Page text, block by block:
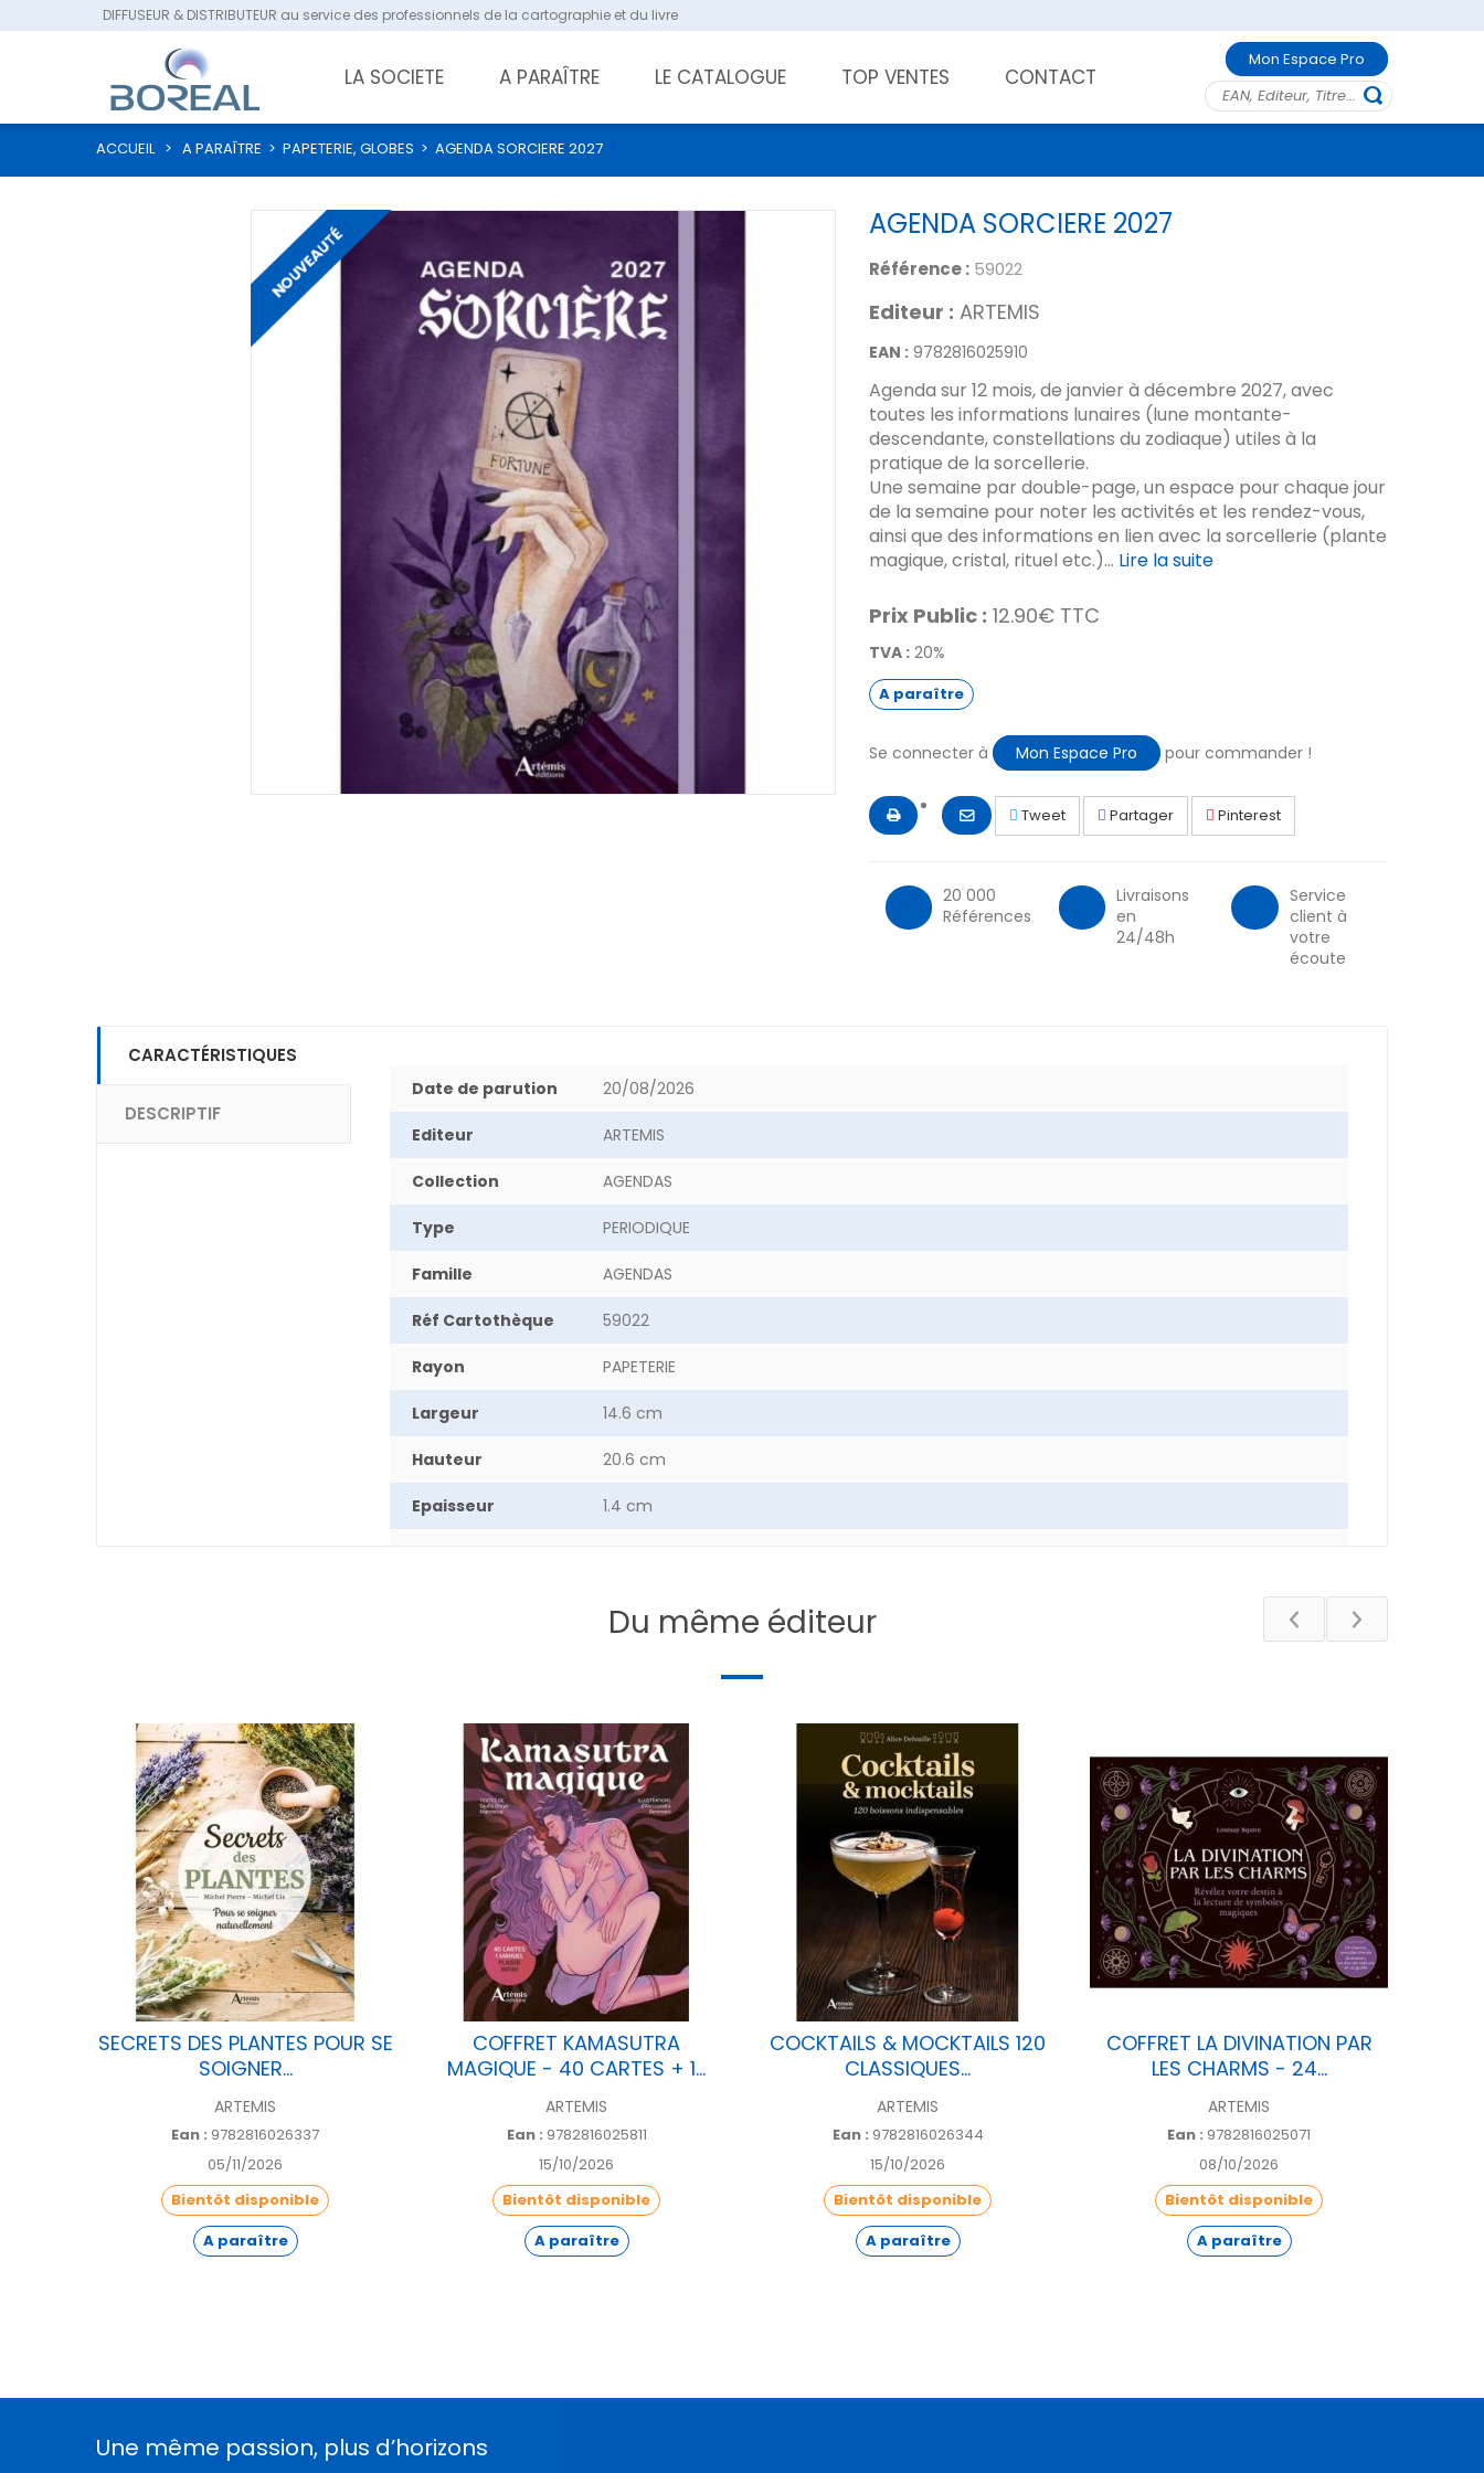
DIFFUSEUR & DISTRIBUTEUR au service des professionnels de la cartographie et du livre
LA SOCIETE A PARAÎTRE LE CATALOGUE TOP VENTES CONTACT
Mon Espace Pro
ACCUEIL > A PARAÎTRE > PAPETERIE, GLOBES > AGENDA SORCIERE 2027
AGENDA SORCIERE 2027
Référence : 59022
Editeur : ARTEMIS
EAN : 9782816025910
Agenda sur 12 mois, de janvier à décembre 2027, avec
toutes les informations lunaires (lune montante-
descendante, constellations du zodiaque) utiles à la
pratique de la sorcellerie.
Une semaine par double-page, un espace pour chaque jour
de la semaine pour noter les activités et les rendez-vous,
ainsi que des informations en lien avec la sorcellerie (plante
magique, cristal, rituel etc.)... Lire la suite
Prix Public : 12.90€ TTC
TVA : 20%
A paraître
Se connecter à Mon Espace Pro pour commander !
Tweet Partager Pinterest
20 000
Références
Livraisons
en
24/48h
Service
client à
votre
écoute
CARACTÉRISTIQUES
DESCRIPTIF
Date de parution 20/08/2026
Editeur ARTEMIS
Collection AGENDAS
Type PERIODIQUE
Famille AGENDAS
Réf Cartothèque 59022
Rayon PAPETERIE
Largeur 14.6 cm
Hauteur 20.6 cm
Epaisseur 1.4 cm
144
Du même éditeur
SECRETS DES PLANTES POUR SE
SOIGNER...
ARTEMIS
Ean : 9782816026337
05/11/2026
Bientôt disponible
A paraître
COFFRET KAMASUTRA
MAGIQUE - 40 CARTES + 1...
ARTEMIS
Ean : 9782816025811
15/10/2026
Bientôt disponible
A paraître
COCKTAILS & MOCKTAILS 120
CLASSIQUES...
ARTEMIS
Ean : 9782816026344
15/10/2026
Bientôt disponible
A paraître
COFFRET LA DIVINATION PAR
LES CHARMS - 24...
ARTEMIS
Ean : 9782816025071
08/10/2026
Bientôt disponible
A paraître
Une même passion, plus d’horizons